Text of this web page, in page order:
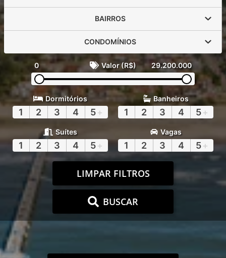
BAIRROS
CONDOMÍNIOS
0 Valor (R$) 29.200.000
Dormitórios
1 2 3 4 5+
Banheiros
1 2 3 4 5+
Suítes
1 2 3 4 5+
Vagas
1 2 3 4 5+
LIMPAR FILTROS
BUSCAR